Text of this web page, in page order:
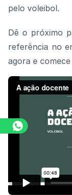
pelo voleibol.
Dê o próximo
referência no
agora e